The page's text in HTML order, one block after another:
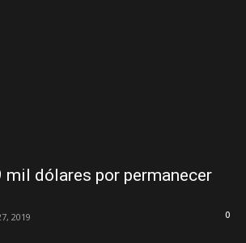
mil dólares por permanecer
2019 0